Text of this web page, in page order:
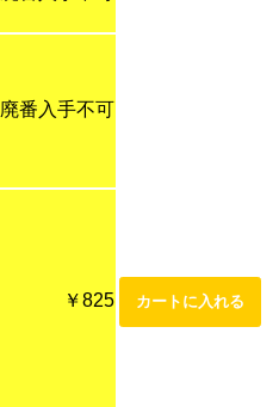
廃番入手不可
￥825